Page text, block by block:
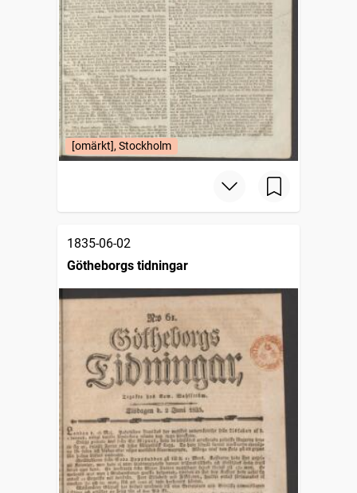
[omärkt], Stockholm
1835-06-02
Götheborgs tidningar